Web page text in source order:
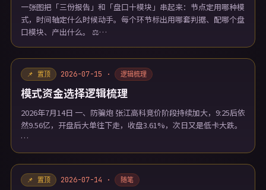
一张图把「三份报告」和「盘口十模块」串起来：节点定用哪种模
式，时间轴定什么时候动手。每个环节标出用哪套判据、配哪个盘
口模块、产出什么。 ⚖️…
📌 置顶 2026-07-15 · 逻辑梳理
模式资金选择逻辑梳理
2026年7月14日 一、防骗炮 张江高科竞价阶段持续加大，9:25后依
然9.56亿，开盘后大单往下走，收盘3.61%，次日又是低卡大跌。
…
📌 置顶 2026-07-14 · 随笔